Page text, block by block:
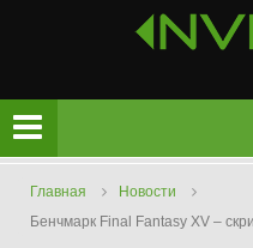
Главная
Новости
Бенчмарк Final Fantasy XV –